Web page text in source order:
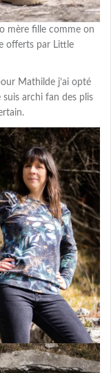
mère fille comme on
offerts par Little
Mathilde j’ai opté
archi fan des plis